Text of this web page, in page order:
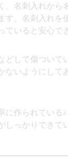
名刺入れから
。名刺入れを
いると安心で
して傷ついて
いようにして
に作られている
っかりできて